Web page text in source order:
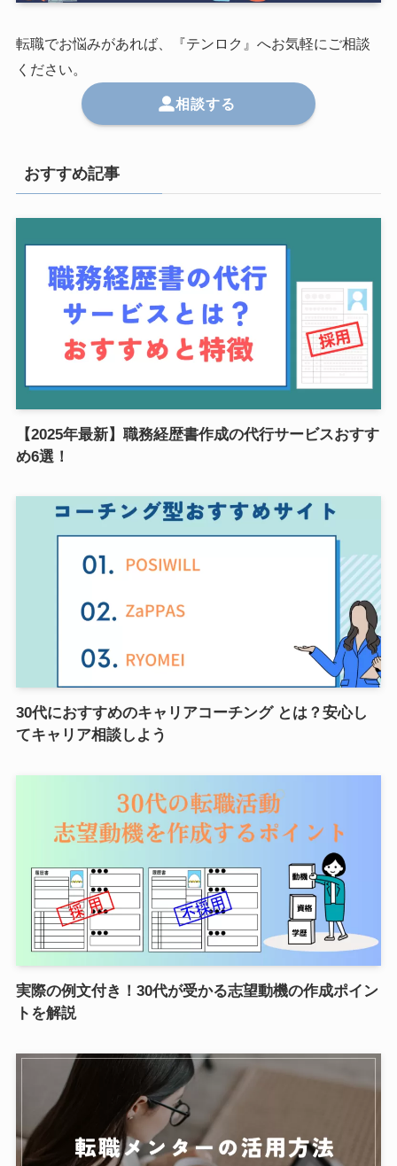
転職でお悩みがあれば、『テンロク』へお気軽にご相談
ください。
相談する
おすすめ記事
【2025年最新】職務経歴書作成の代行サービスおすす
め6選！
30代におすすめのキャリアコーチング とは？安心し
てキャリア相談しよう
実際の例文付き！30代が受かる志望動機の作成ポイン
トを解説